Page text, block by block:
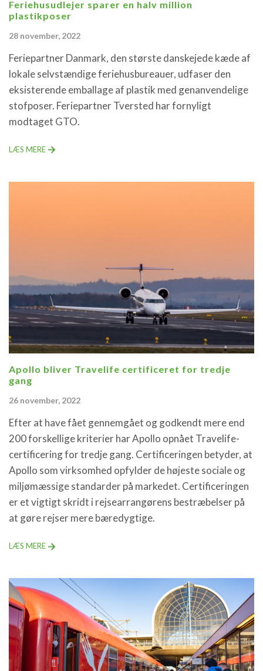
Feriehusudlejer sparer en halv million
plastikposer
28 november, 2022
Feriepartner Danmark, den største danskejede kæde af
lokale selvstændige feriehusbureauer, udfaser den
eksisterende emballage af plastik med genanvendelige
stofposer. Feriepartner Tversted har fornyligt
modtaget GTO.
LÆS MERE
Apollo bliver Travelife certificeret for tredje
gang
26 november, 2022
Efter at have fået gennemgået og godkendt mere end
200 forskellige kriterier har Apollo opnået Travelife-
certificering for tredje gang. Certificeringen betyder, at
Apollo som virksomhed opfylder de højeste sociale og
miljømæssige standarder på markedet. Certificeringen
er et vigtigt skridt i rejsearrangørens bestræbelser på
at gøre rejser mere bæredygtige.
LÆS MERE